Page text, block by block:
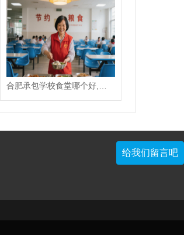
给我们留言吧